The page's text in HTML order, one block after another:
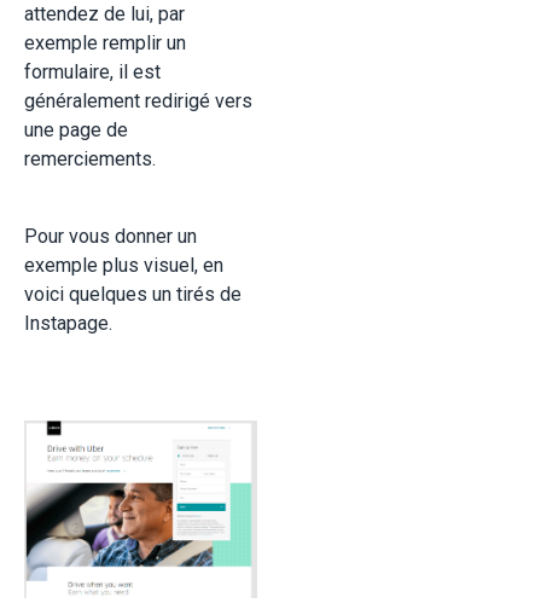
attendez de lui, par
exemple remplir un
formulaire, il est
généralement redirigé vers
une page de
remerciements.
Pour vous donner un
exemple plus visuel, en
voici quelques un tirés de
Instapage.